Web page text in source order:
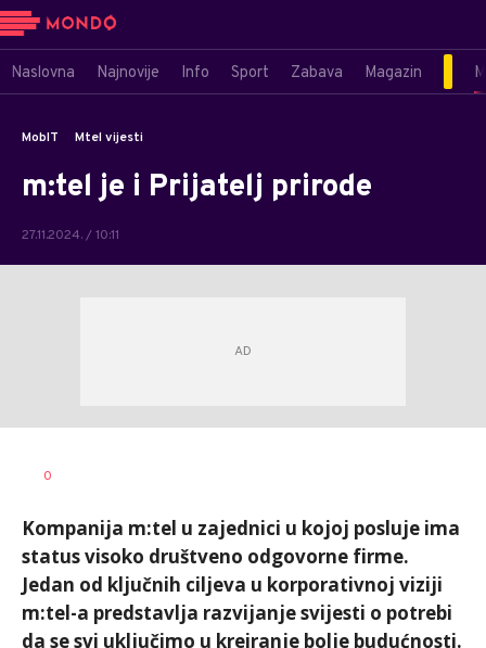
Naslovna Najnovije Info Sport Zabava Magazin
MobIT Mtel vijesti
m:tel je i Prijatelj prirode
27.11.2024. / 10:11
AUTOR
0
Kompanija m:tel u zajednici u kojoj posluje ima
status visoko društveno odgovorne firme.
Jedan od ključnih ciljeva u korporativnoj viziji
m:tel-a predstavlja razvijanje svijesti o potrebi
da se svi uključimo u kreiranje bolje budućnosti.